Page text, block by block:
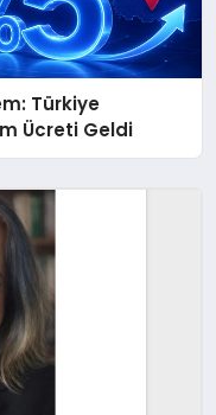
Türkiye
Ücreti Geldi